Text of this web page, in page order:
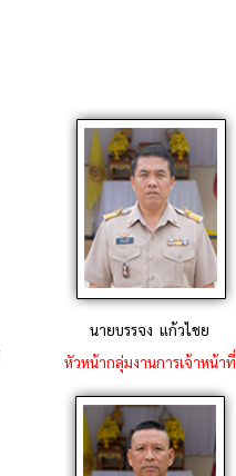
นายบรรจง แก้วไชย
หัวหน้ากลุ่มงานการเจ้าหน้าที่